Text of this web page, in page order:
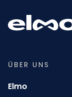
ÜBER UNS
Elmo